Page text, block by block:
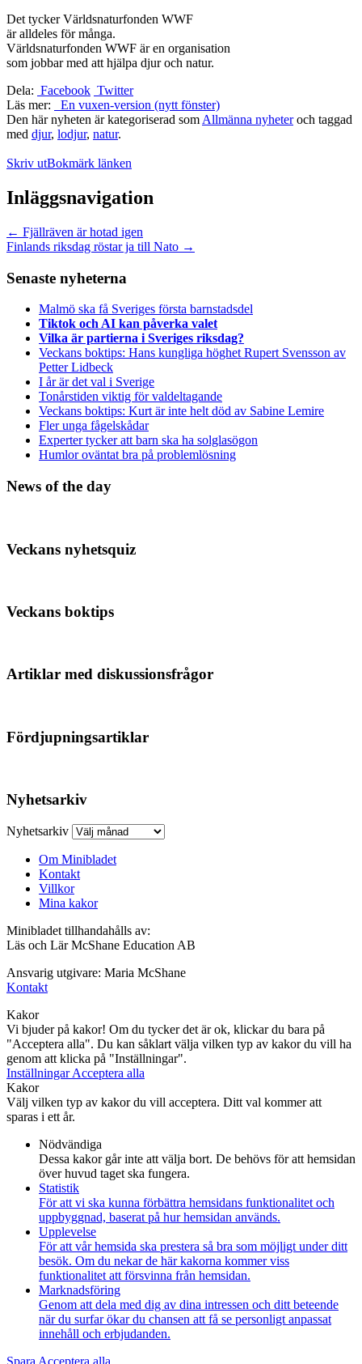
Det tycker Världsnaturfonden WWF
är alldeles för många.
Världsnaturfonden WWF är en organisation
som jobbar med att hjälpa djur och natur.
Dela: Facebook Twitter
Läs mer:
En vuxen-version (nytt fönster)
Den här nyheten är kategoriserad som Allmänna nyheteroch taggad
med djur, lodjur, natur.
Skriv utBokmärk länken
Inläggsnavigation
← Fjällräven är hotad igen
Finlands riksdag röstar ja till Nato →
Senaste nyheterna
Malmö ska få Sveriges första barnstadsdel
Tiktok och AI kan påverka valet
Vilka är partierna i Sveriges riksdag?
Veckans boktips: Hans kungliga höghet Rupert Svensson av
Petter Lidbeck
I år är det val i Sverige
Tonårstiden viktig för valdeltagande
Veckans boktips: Kurt är inte helt död av Sabine Lemire
Fler unga fågelskådar
Experter tycker att barn ska ha solglasögon
Humlor oväntat bra på problemlösning
News of the day
Veckans nyhetsquiz
Veckans boktips
Artiklar med diskussionsfrågor
Fördjupningsartiklar
Nyhetsarkiv
Nyhetsarkiv
Om Minibladet
Kontakt
Villkor
Mina kakor
Minibladet tillhandahålls av:
Läs och Lär McShane Education AB
Ansvarig utgivare: Maria McShane
Kontakt
Kakor
Vi bjuder på kakor! Om du tycker det är ok, klickar du bara på
"Acceptera alla". Du kan såklart välja vilken typ av kakor du vill ha
genom att klicka på "Inställningar".
InställningarAcceptera alla
Kakor
Välj vilken typ av kakor du vill acceptera. Ditt val kommer att
sparas i ett år.
Nödvändiga
Dessa kakor går inte att välja bort. De behövs för att hemsidan
över huvud taget ska fungera.
Statistik
För att vi ska kunna förbättra hemsidans funktionalitet och
uppbyggnad, baserat på hur hemsidan används.
Upplevelse
För att vår hemsida ska prestera så bra som möjligt under ditt
besök. Om du nekar de här kakorna kommer viss
funktionalitet att försvinna från hemsidan.
Marknadsföring
Genom att dela med dig av dina intressen och ditt beteende
när du surfar ökar du chansen att få se personligt anpassat
innehåll och erbjudanden.
Spara Acceptera alla